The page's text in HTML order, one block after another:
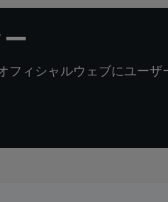
フィシャルウェブにユーザ